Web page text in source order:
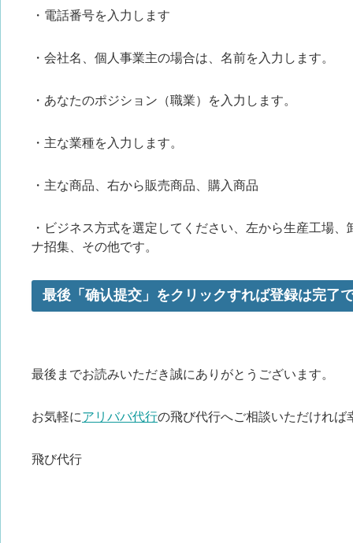
・電話番号を入力します
・会社名、個人事業主の場合は、名前を入力します。
・あなたのポジション（職業）を入力します。
・主な業種を入力します。
・主な商品、右から販売商品、購入商品
・ビジネス方式を選定してください、左から生産工場、
ナ招集、その他です。
最後「确认提交」をクリックすれば登録は完了
最後までお読みいただき誠にありがとうございます。
お気軽にアリババ代行の飛び代行へご相談いただければ
飛び代行